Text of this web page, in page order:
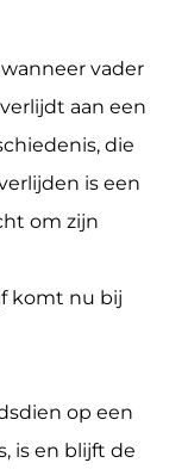
vader
aan een
die
is een
om zijn
komt nu bij
op een
is en blijft de